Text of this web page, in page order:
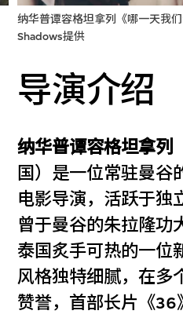
纳华普谭容格坦拿列《哪一天我
Shadows提供
导演介绍
纳华普谭容格坦拿列
国）是一位常驻曼谷
电影导演，活跃于独
曾于曼谷的朱拉隆功
泰国炙手可热的一位
风格独特细腻，在多
赞誉，首部长片《